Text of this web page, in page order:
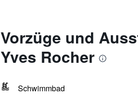
Vorzüge und
Yves Rocher
Schwimmbad